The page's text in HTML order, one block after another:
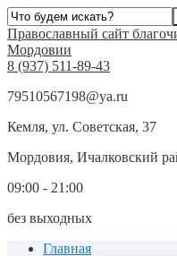
Православный сайт
Мордовии
8 (937) 511-89-43
79510567198@ya.ru
Кемля, ул. Советская, 37
Мордовия, Ичалковский
09:00 - 21:00
без выходных
Главная